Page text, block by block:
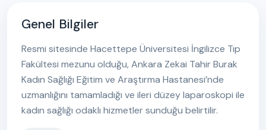
Genel Bilgiler
Resmi sitesinde Hacettepe Üniversitesi İngilizce Tıp
Fakültesi mezunu olduğu, Ankara Zekai Tahir Burak
Kadın Sağlığı Eğitim ve Araştırma Hastanesi’nde
uzmanlığını tamamladığı ve ileri düzey laparoskopi ile
kadın sağlığı odaklı hizmetler sunduğu belirtilir.